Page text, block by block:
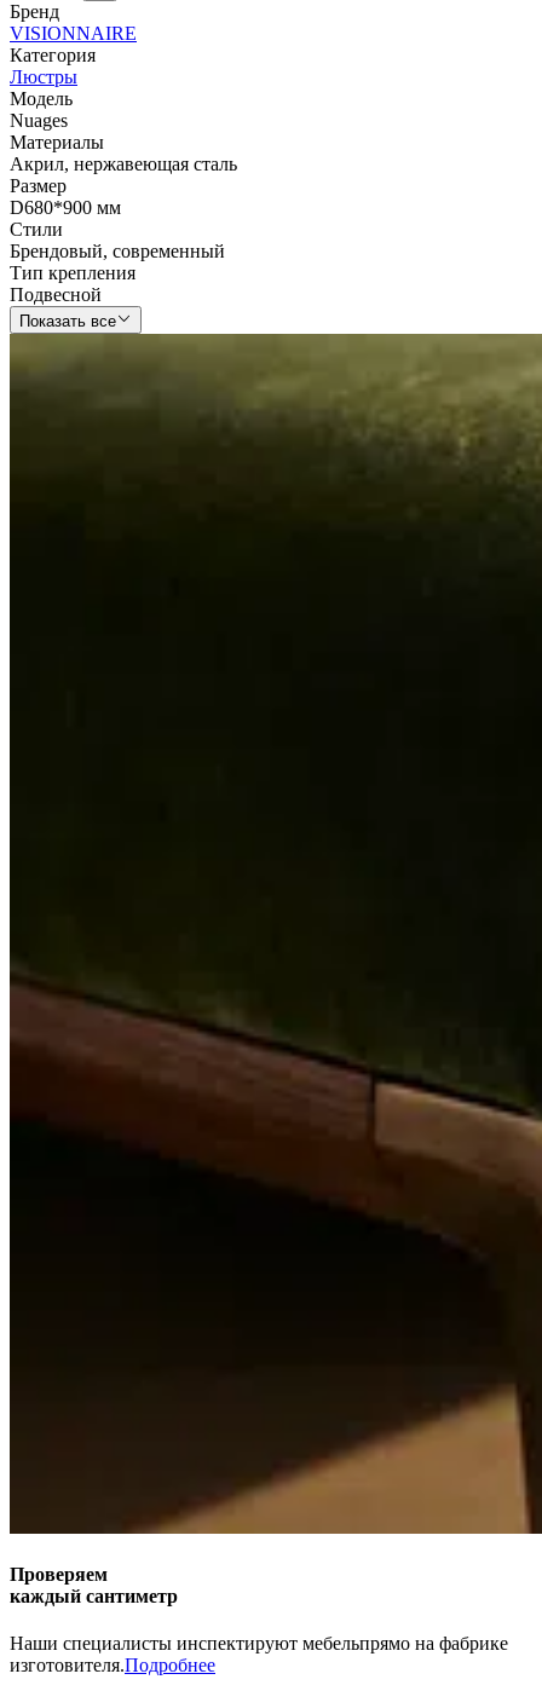
Бренд
VISIONNAIRE
Категория
Люстры
Модель
Nuages
Материалы
Акрил, нержавеющая сталь
Размер
D680*900 мм
Стили
Брендовый, современный
Тип крепления
Подвесной
Показать все
Проверяем
каждый сантиметр
Наши специалисты инспектируют мебельпрямо на фабрике
изготовителя.Подробнее